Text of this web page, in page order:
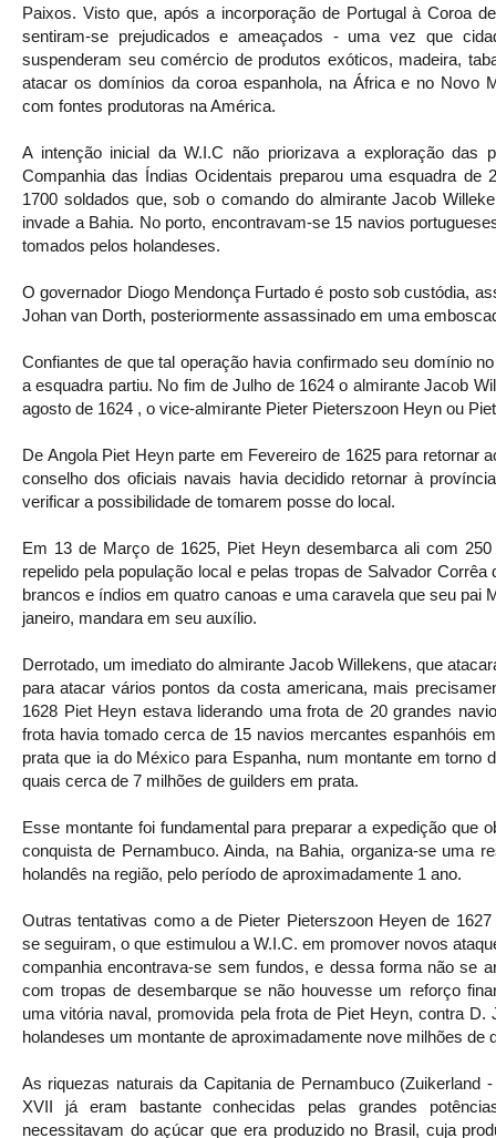
Paixos. Visto que, após a incorporação de Portugal à Coroa
sentiram-se prejudicados e ameaçados - uma vez que
suspenderam seu comércio de produtos exóticos, madeira,
atacar os domínios da coroa espanhola, na África e no Novo
com fontes produtoras na América.
A intenção inicial da W.I.C não priorizava a exploração das
Companhia das Índias Ocidentais preparou uma esquadra de
1700 soldados que, sob o comando do almirante Jacob
invade a Bahia. No porto, encontravam-se 15 navios
tomados pelos holandeses.
O governador Diogo Mendonça Furtado é posto sob custódia,
Johan van Dorth, posteriormente assassinado em uma
Confiantes de que tal operação havia confirmado seu domínio
a esquadra partiu. No fim de Julho de 1624 o almirante Jacob
agosto de 1624 , o vice-almirante Pieter Pieterszoon Heyn ou
De Angola Piet Heyn parte em Fevereiro de 1625 para retornar
conselho dos oficiais navais havia decidido retornar à
verificar a possibilidade de tomarem posse do local.
Em 13 de Março de 1625, Piet Heyn desembarca ali com
repelido pela população local e pelas tropas de Salvador
brancos e índios em quatro canoas e uma caravela que seu pai
janeiro, mandara em seu auxílio.
Derrotado, um imediato do almirante Jacob Willekens, que
para atacar vários pontos da costa americana, mais
1628 Piet Heyn estava liderando uma frota de 20 grandes
frota havia tomado cerca de 15 navios mercantes espanhóis
prata que ia do México para Espanha, num montante em torno
quais cerca de 7 milhões de guilders em prata.
Esse montante foi fundamental para preparar a expedição que
conquista de Pernambuco. Ainda, na Bahia, organiza-se uma
holandês na região, pelo período de aproximadamente 1 ano.
Outras tentativas como a de Pieter Pieterszoon Heyen de
se seguiram, o que estimulou a W.I.C. em promover novos
companhia encontrava-se sem fundos, e dessa forma não se
com tropas de desembarque se não houvesse um reforço
uma vitória naval, promovida pela frota de Piet Heyn, contra D.
holandeses um montante de aproximadamente nove milhões de
As riquezas naturais da Capitania de Pernambuco (Zuikerland
XVII já eram bastante conhecidas pelas grandes
necessitavam do açúcar que era produzido no Brasil, cuja